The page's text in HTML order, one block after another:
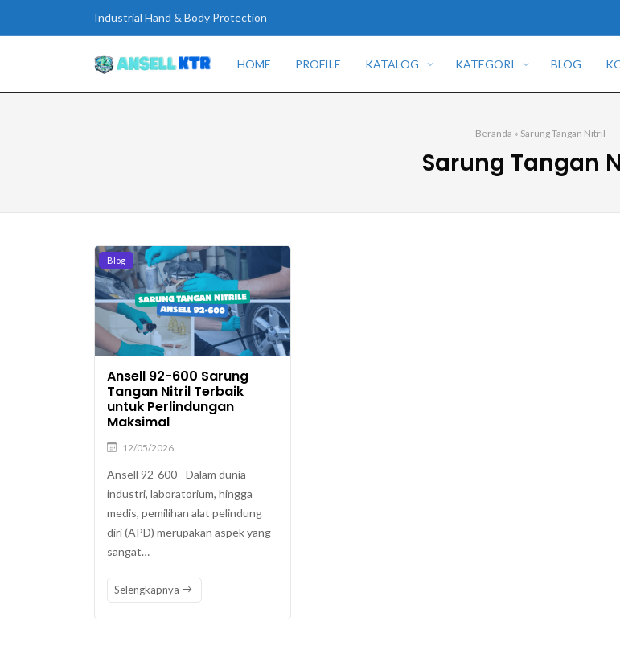
Industrial Hand & Body Protection
HOME PROFILE KATALOG KATEGORI BLOG
Beranda » Sarung Tangan Nitril
Sarung Tangan
Blog
Ansell 92-600 Sarung
Tangan Nitril Terbaik
untuk Perlindungan
Maksimal
12/05/2026
Ansell 92-600 - Dalam dunia
industri, laboratorium, hingga
medis, pemilihan alat pelindung
diri (APD) merupakan aspek yang
sangat…
Selengkapnya